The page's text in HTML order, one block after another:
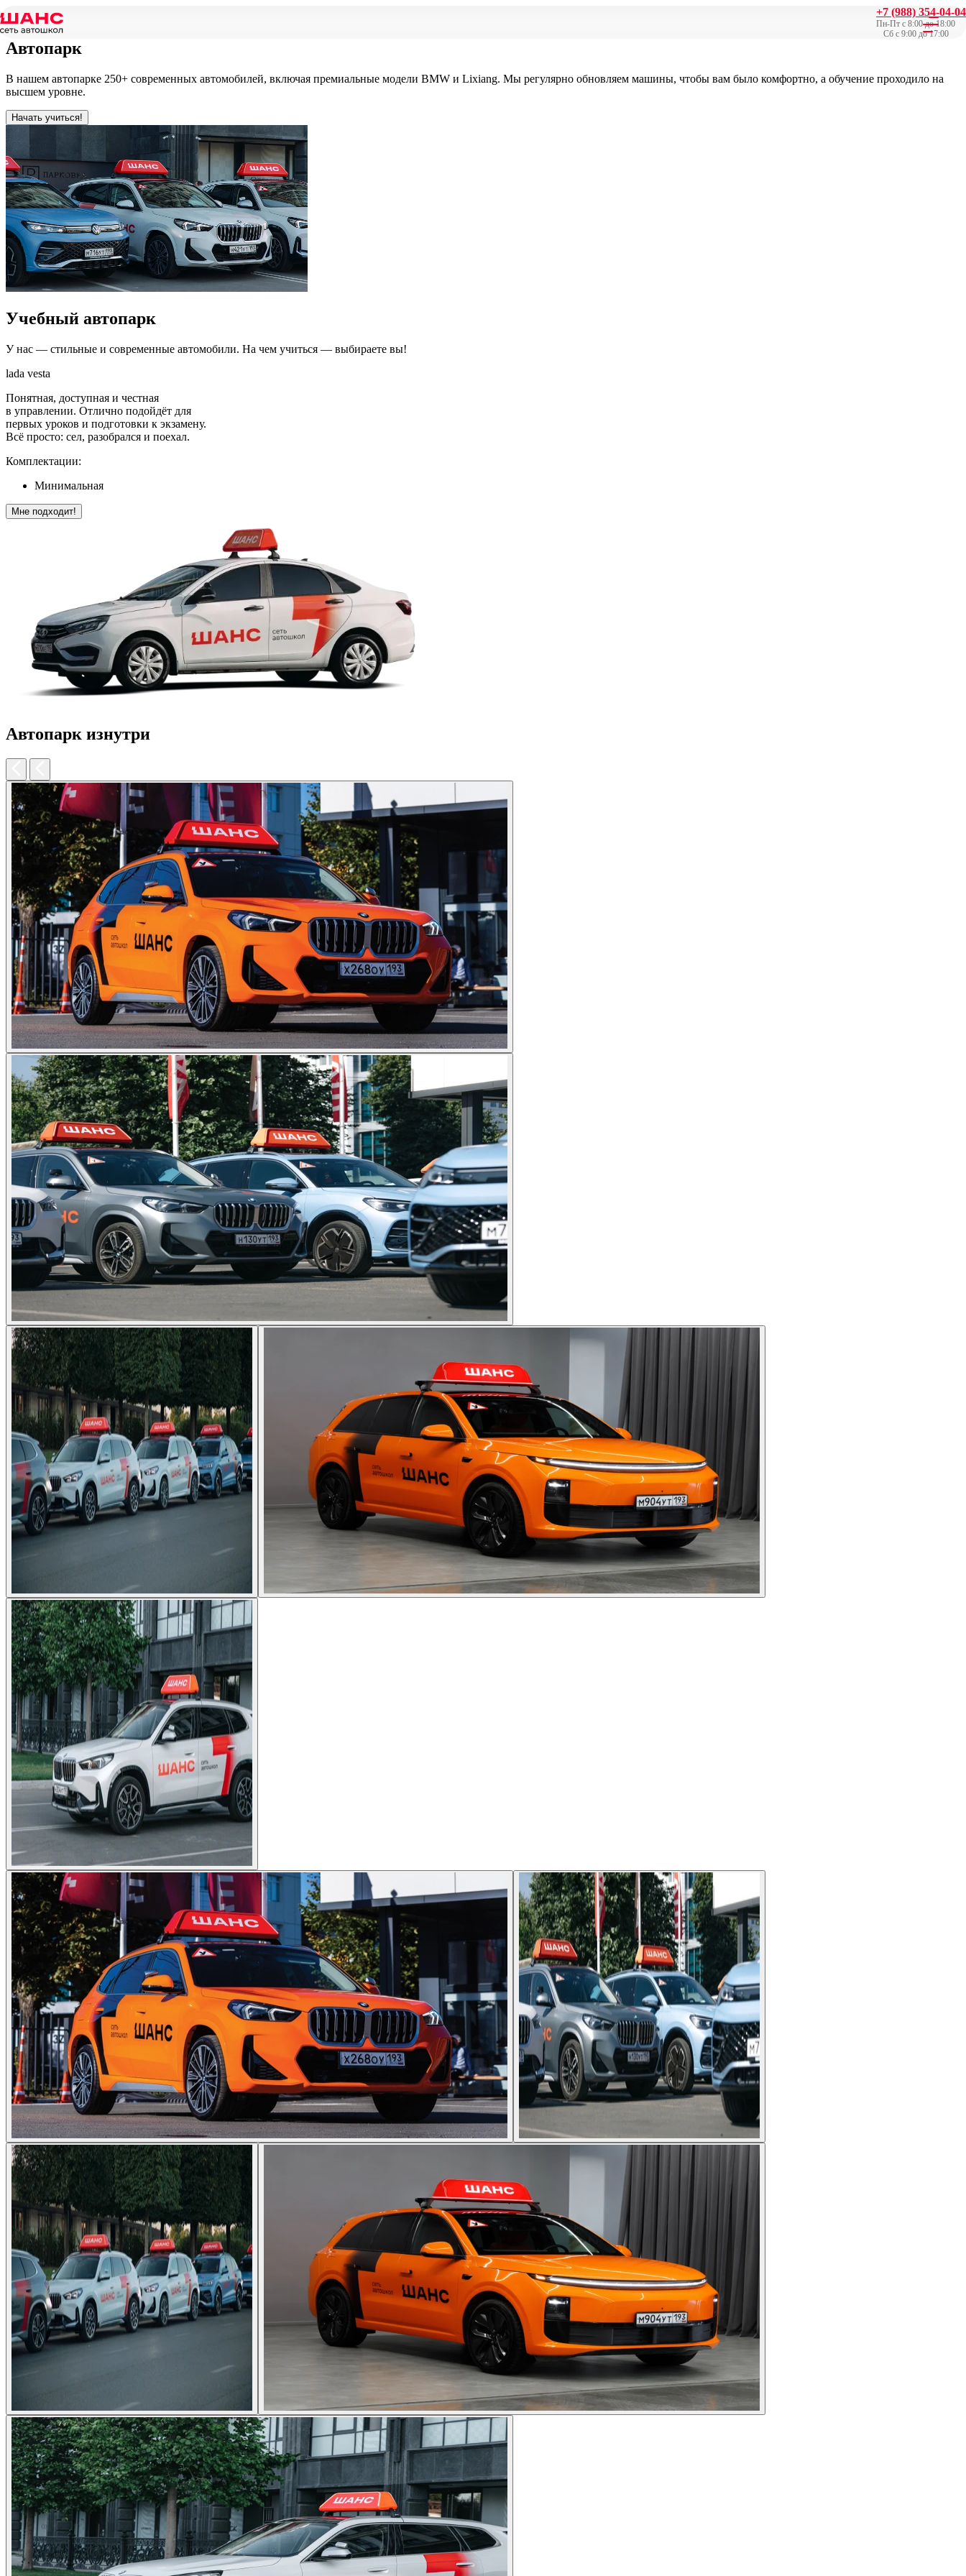
+7 (988) 354-04-04
Пн-Пт с 8:00 до 18:00
Сб с 9:00 до 17:00
Главная/Автопарк
Автопарк
В нашем автопарке 250+ современных автомобилей, включая премиальные модели BMW и Lixiang. Мы регулярно обновляем машины, чтобы вам было комфортно, а обучение проходило на
высшем уровне.
Начать учиться!
Учебный автопарк
У нас — стильные и современные автомобили. На чем учиться — выбираете вы!
lada vesta
Понятная, доступная и честная
в управлении. Отлично подойдёт для
первых уроков и подготовки к экзамену.
Всё просто: сел, разобрался и поехал.
Комплектации:
Минимальная
Мне подходит!
Автопарк изнутри